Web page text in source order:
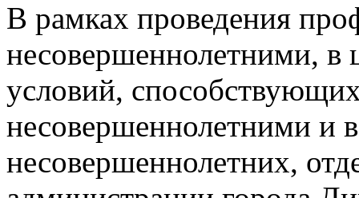
В рамках проведения
несовершеннолетними, в
условий,
несовершеннолетними и
несовершеннолетних,